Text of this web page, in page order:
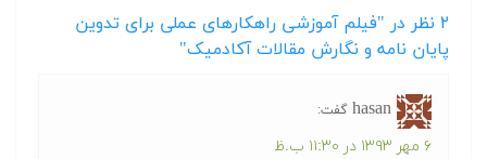
۲ نظر در "فیلم آموزشی راهکارهای عملی برای تدوین
پایان نامه و نگارش مقالات آکادمیک"
hasan گفت:
۶ مهر ۱۳۹۳ در ۱۱:۳۰ ب.ظ